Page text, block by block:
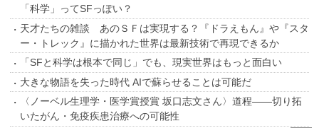
「科学」ってSFっぽい？
天才たちの雑談 あのＳＦは実現する？『ドラえもん』や『スタ
ー・トレック』に描かれた世界は最新技術で再現できるか
「SFと科学は根本で同じ」でも、現実世界はもっと面白い
大きな物語を失った時代 AIで蘇らせることは可能だ
〈ノーベル生理学・医学賞授賞 坂口志文さん〉道程――切り拓
いたがん・免疫疾患治療への可能性